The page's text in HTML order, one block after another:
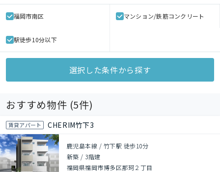
福岡市南区 マンション/鉄筋コンクリート
駅徒歩10分以下
選択した条件から探す
おすすめ物件 (5件)
賃貸アパート CHERIM竹下3
鹿児島本線 / 竹下駅 徒歩10分
新築 / 3階建
福岡県福岡市博多区那珂２丁目